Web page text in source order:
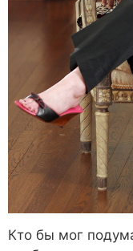
Кто бы мог